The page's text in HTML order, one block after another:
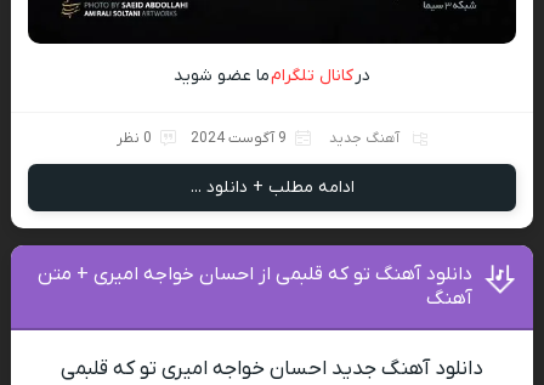
درکانال تلگرامما عضو شوید
آهنگ جدید 9 آگوست 2024 0 نظر
ادامه مطلب + دانلود ...
دانلود آهنگ تو که قلبمی از احسان خواجه امیری + متن
آهنگ
دانلود آهنگ جدید احسان خواجه امیری تو که قلبمی